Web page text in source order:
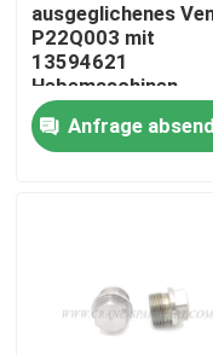
Kontakt
Nachrichten
Crane Electrical
ausgeglichenes
P22Q003 mit
13594621
Hebemaschinen
Anfrage